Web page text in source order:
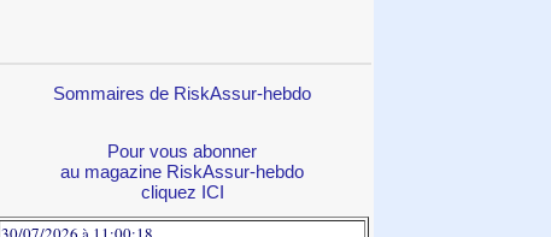
Sommaires de RiskAssur-hebdo
Pour vous abonner
au magazine RiskAssur-hebdo
cliquez ICI